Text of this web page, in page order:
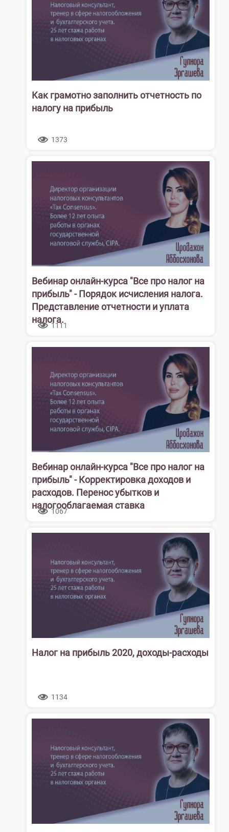
Как грамотно заполнить отчетность по
налогу на прибыль
1373
Вебинар онлайн-курса "Все про налог на
прибыль" - Порядок исчисления налога.
Представление отчетности и уплата
налога.
1111
Вебинар онлайн-курса "Все про налог на
прибыль" - Корректировка доходов и
расходов. Перенос убытков и
налогооблагаемая ставка
1067
Налог на прибыль 2020, доходы-расходы
1134